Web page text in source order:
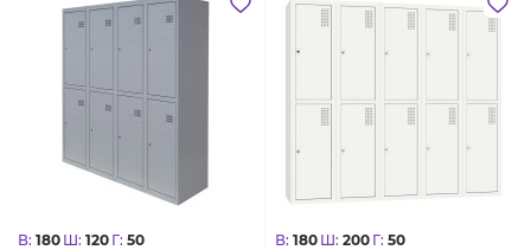
В: 180 Ш: 120 Г: 50 В: 180 Ш: 200 Г: 50